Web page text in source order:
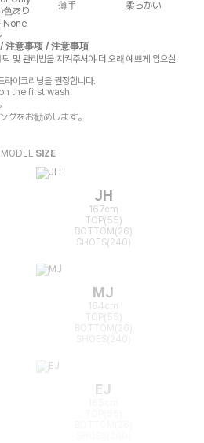
色あり
薄手
柔らかい
None
注意事项 / 注意事項
및 관리법을 지켜주셔야 더 오래 예쁘게 입으실
라이크리닝을 권장합니다.
the first wash.
グをお勧めします。
MODEL SIZE
JH
167cm
TOP(55)
BOTTOM(26)
SHOES(240)
MJ
164cm
TOP(55)
BOTTOM(26)
EJ